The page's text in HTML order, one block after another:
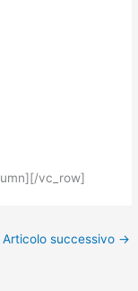
vc_row]
Articolo successivo →